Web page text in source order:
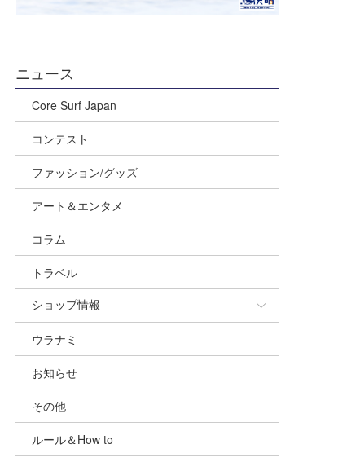
ニュース
Core Surf Japan
コンテスト
ファッション/グッズ
アート＆エンタメ
コラム
トラベル
ショップ情報
ショップ情報
湘南
千葉北
伊豆
ウラナミ
お知らせ
その他
ルール＆How to